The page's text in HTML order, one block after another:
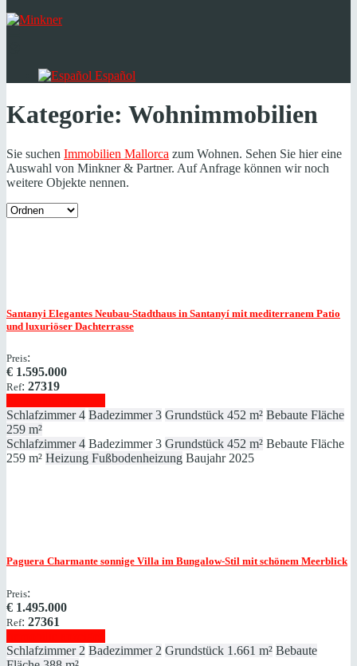
Español
Kategorie: Wohnimmobilien
Sie suchen Immobilien Mallorca zum Wohnen. Sehen Sie hier eine
Auswahl von Minkner & Partner. Auf Anfrage können wir noch
weitere Objekte nennen.
Santanyi Elegantes Neubau-Stadthaus in Santanyí mit mediterranem Patio
und luxuriöser Dachterrasse
Preis:
€ 1.595.000
Ref: 27319
Schlafzimmer 4 Badezimmer 3 Grundstück 452 m² Bebaute Fläche
259 m²
Schlafzimmer 4 Badezimmer 3 Grundstück 452 m² Bebaute Fläche
259 m² Heizung Fußbodenheizung Baujahr 2025
Paguera Charmante sonnige Villa im Bungalow-Stil mit schönem Meerblick
Preis:
€ 1.495.000
Ref: 27361
Schlafzimmer 2 Badezimmer 2 Grundstück 1.661 m² Bebaute